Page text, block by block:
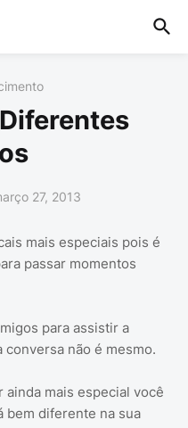
27, 2013
mais especiais pois é
passar momentos
para assistir a
não é mesmo.
ainda mais especial você
bem diferente na sua